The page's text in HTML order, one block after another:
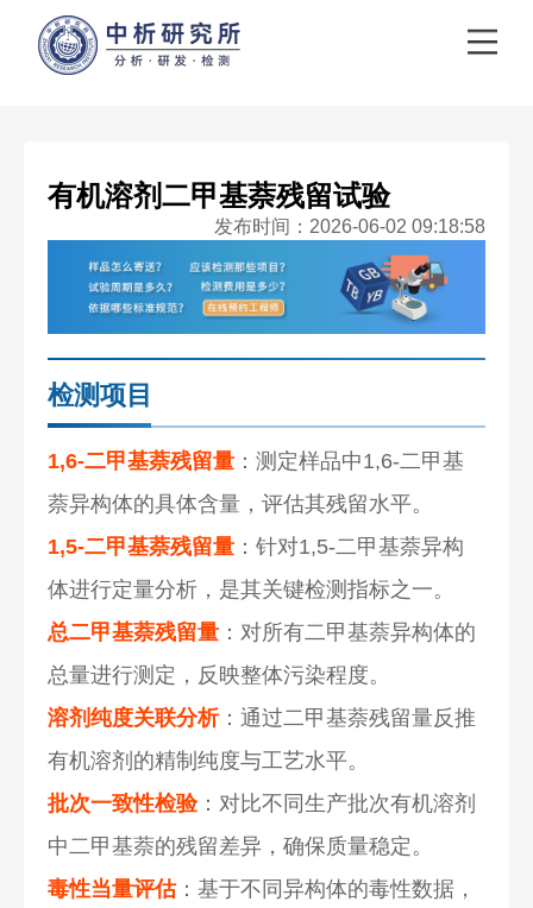
有机溶剂二甲基萘残留试验
发布时间：2026-06-02 09:18:58
检测项目
1,6-二甲基萘残留量 ：测定样品中1,6-二甲基
萘异构体的具体含量，评估其残留水平。
1,5-二甲基萘残留量 ：针对1,5-二甲基萘异构
体进行定量分析，是其关键检测指标之一。
总二甲基萘残留量 ：对所有二甲基萘异构体的
总量进行测定，反映整体污染程度。
溶剂纯度关联分析：通过二甲基萘残留量反推
有机溶剂的精制纯度与工艺水平。
批次一致性检验：对比不同生产批次有机溶剂
中二甲基萘的残留差异，确保质量稳定。
毒性当量评估：基于不同异构体的毒性数据，